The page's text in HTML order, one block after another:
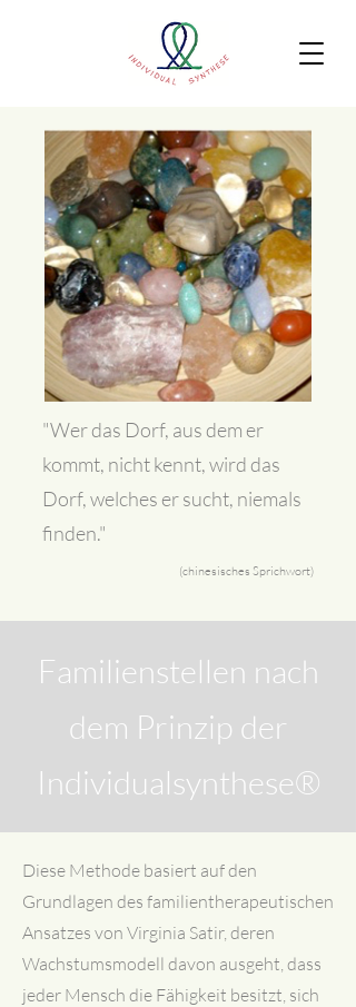
"Wer das Dorf, aus dem er
kommt, nicht kennt, wird das
Dorf, welches er sucht, niemals
finden."
(chinesisches Sprichwort)
Familienstellen nach
dem Prinzip der
Individualsynthese®
Diese Methode basiert auf den
Grundlagen des familientherapeutischen
Ansatzes von Virginia Satir, deren
Wachstumsmodell davon ausgeht, dass
jeder Mensch die Fähigkeit besitzt, sich